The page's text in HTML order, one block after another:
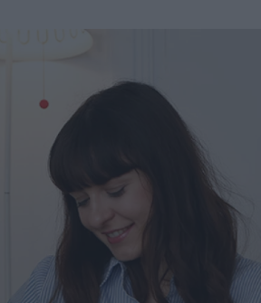
ΒΟΞ
Γάμος